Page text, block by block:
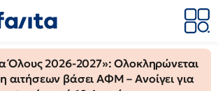
Όλους 2026-2027»: Ολοκληρώνεται
αιτήσεων βάσει ΑΦΜ – Ανοίγει για